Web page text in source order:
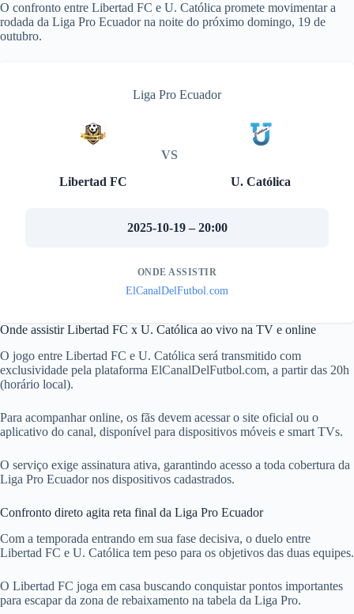
O confronto entre Libertad FC e U. Católica promete movimentar a
rodada da Liga Pro Ecuador na noite do próximo domingo, 19 de
outubro.
Liga Pro Ecuador
Libertad FC
VS
U. Católica
2025-10-19 – 20:00
ONDE ASSISTIR
ElCanalDelFutbol.com
Onde assistir Libertad FC x U. Católica ao vivo na TV e online
O jogo entre Libertad FC e U. Católica será transmitido com
exclusividade pela plataforma ElCanalDelFutbol.com, a partir das 20h
(horário local).
Para acompanhar online, os fãs devem acessar o site oficial ou o
aplicativo do canal, disponível para dispositivos móveis e smart TVs.
O serviço exige assinatura ativa, garantindo acesso a toda cobertura da
Liga Pro Ecuador nos dispositivos cadastrados.
Confronto direto agita reta final da Liga Pro Ecuador
Com a temporada entrando em sua fase decisiva, o duelo entre
Libertad FC e U. Católica tem peso para os objetivos das duas equipes.
O Libertad FC joga em casa buscando conquistar pontos importantes
para escapar da zona de rebaixamento na tabela da Liga Pro.